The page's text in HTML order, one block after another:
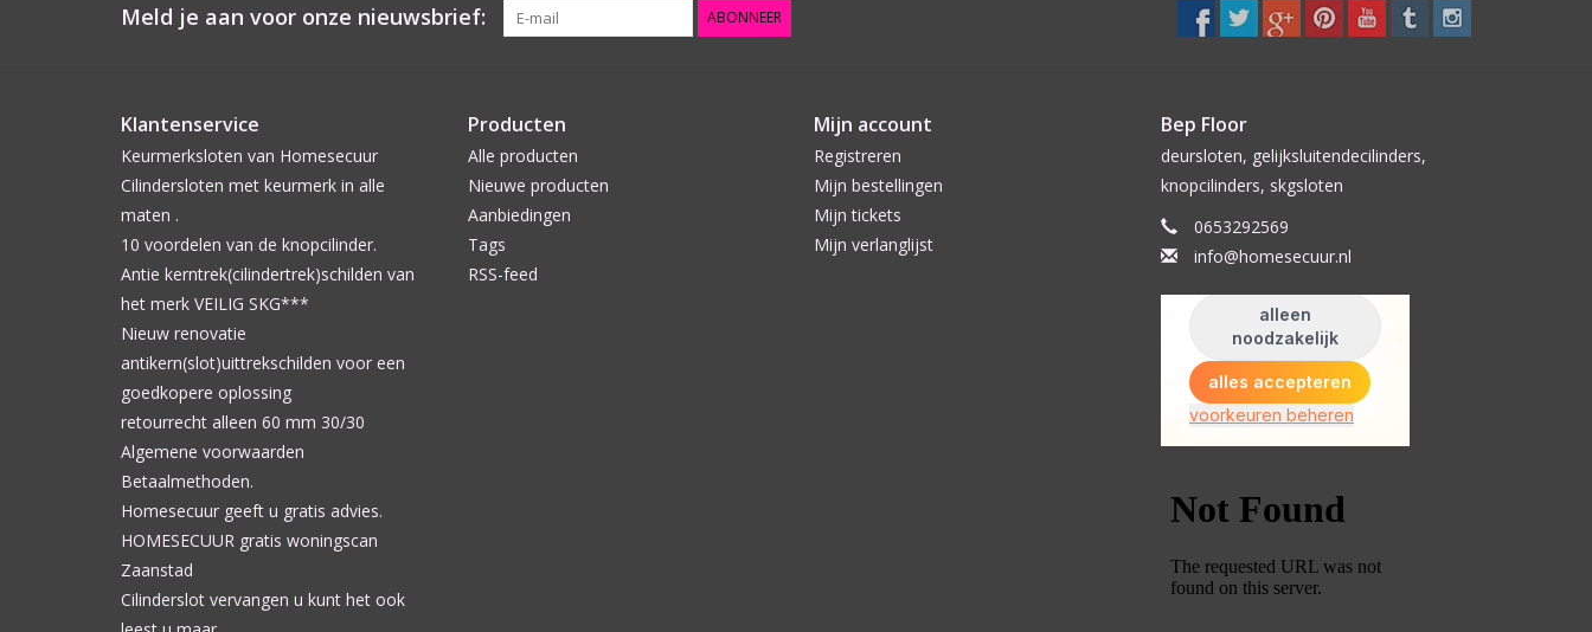
Meld je aan voor onze nieuwsbrief: ABONNEER
Klantenservice
Keurmerksloten van Homesecuur
Cilindersloten met keurmerk in alle
maten .
10 voordelen van de knopcilinder.
Antie kerntrek(cilindertrek)schilden van
het merk VEILIG SKG***
Nieuw renovatie
antikern(slot)uittrekschilden voor een
goedkopere oplossing
retourrecht alleen 60 mm 30/30
Algemene voorwaarden
Betaalmethoden.
Homesecuur geeft u gratis advies.
HOMESECUUR gratis woningscan
Zaanstad
Cilinderslot vervangen u kunt het ook
Producten
Alle producten
Nieuwe producten
Aanbiedingen
Tags
RSS-feed
Mijn account
Registreren
Mijn bestellingen
Mijn tickets
Mijn verlanglijst
Bep Floor
deursloten, gelijksluitendecilinders,
knopcilinders, skgsloten
0653292569
info@homesecuur.nl